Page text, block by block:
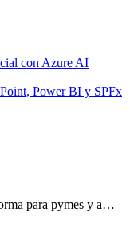
con Azure AI
Power BI y SPFx
para pymes y a…